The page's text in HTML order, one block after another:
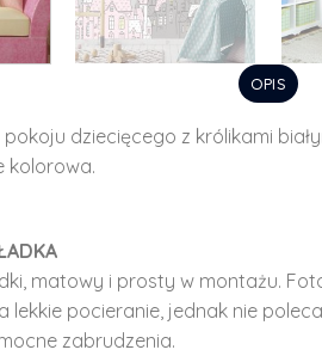
OPIS
dziecięcego z królikami
kolorowa.
matowy i prosty w montażu.
lekkie pocieranie, jednak nie
zabrudzenia.